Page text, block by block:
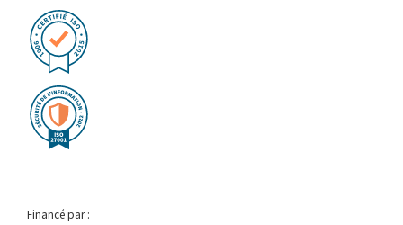
Financé par :